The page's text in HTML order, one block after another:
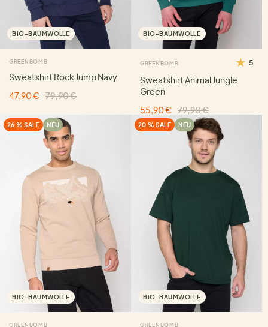
BIO-BAUMWOLLE
GREENBOMB
Sweatshirt Rock Jump Navy
47,90 €
79,90 €
BIO-BAUMWOLLE
GREENBOMB 5
Sweatshirt Animal Jungle
Green
55,90 €
79,90 €
26 % SALE NEU
BIO-BAUMWOLLE
GREENBOMB
20 % SALE NEU
BIO-BAUMWOLLE
GREENBOMB